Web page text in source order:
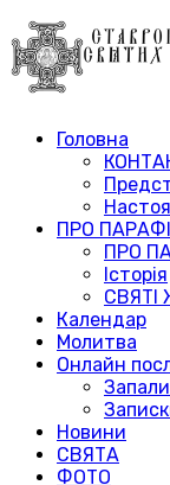
Головна
ПРО
ПРО
Історія
СВЯТІ
Календар
Молитва
Онлайн
Новини
СВЯТА
ФОТО